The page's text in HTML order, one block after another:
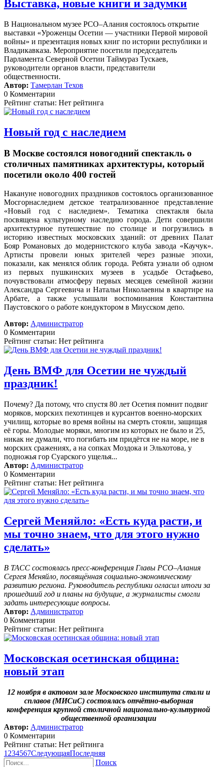
Выставка, новые книги и задумки
В Национальном музее РСО–Алания состоялось открытие
выставки «Уроженцы Осетии — участники Первой мировой
войны» и презентация новых книг по истории республики и
Владикавказа. Мероприятие посетили председатель
Парламента Северной Осетии Таймураз Тускаев,
руководители органов власти, представители
общественности.
Автор: Тамерлан Техов
0 Комментарии
Рейтинг статьи: Нет рейтинга
Новый год с наследием
В Москве состоялся новогодний спектакль о
столичных памятниках архитектуры, который
посетили около 400 гостей
Накануне новогодних праздников состоялось организованное
Мосгорнаследием детское театрализованное представление
«Новый год с наследием».
Тематика спектакля была
посвящена культурному наследию города. Дети совершили
архитектурное путешествие по столице и погрузились в
историю известных московских зданий: от древних Палат
Бояр Романовых до модернистского клуба завода «Каучук».
Артисты провели юных зрителей через разные эпохи,
показали, как менялся облик города. Ребята узнали об одном
из первых пушкинских музеев в усадьбе Остафьево,
почувствовали атмосферу первых месяцев семейной жизни
Александра Сергеевича и Натальи Николаевны в квартире на
Арбате, а также услышали воспоминания Константина
Паустовского о работе кондуктором в Миусском депо.
Автор: Администратор
0 Комментарии
Рейтинг статьи: Нет рейтинга
День ВМФ для Осетии не чуждый
праздник!
Почему? Да потому, что спустя 80 лет Осетия помнит подвиг
моряков, морских пехотинцев и курсантов военно-морских
училищ, которые во время войны на смерть стояли, защищая
её горы. Молодые моряки, многим из которых не было и 25,
никак не думали, что погибать им придётся не на море, не в
морских сражениях, а на сопках Моздока и Эльхотова, у
подножья гор Суарского ущелья...
Автор: Администратор
0 Комментарии
Рейтинг статьи: Нет рейтинга
Сергей Меняйло: «Есть куда расти, и
мы точно знаем, что для этого нужно
сделать»
В ТАСС состоялась пресс-конференция Главы РСО–Алания
Сергея Меняйло, посвящённая социально-экономическому
развитию региона. Руководитель республики огласил итоги за
прошедший год и планы на будущие, а журналисты смогли
задать интересующие вопросы.
Автор: Администратор
0 Комментарии
Рейтинг статьи: Нет рейтинга
Московская осетинская община:
новый этап
12 ноября в актовом зале Московского института стали и
сплавов (МИСиС) состоялась отчётно-выборная
конференция крупной столичной национально-культурной
общественной организации
Автор: Администратор
0 Комментарии
Рейтинг статьи: Нет рейтинга
1 234567СледующаяПоследняя
Поиск